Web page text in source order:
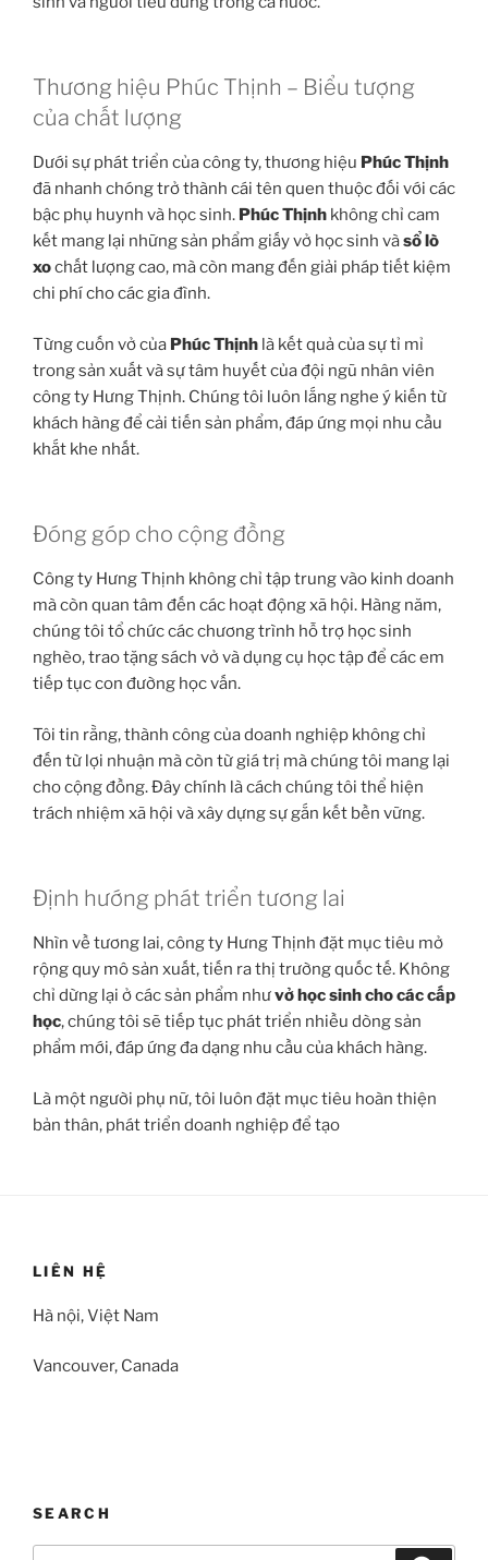
Thương hiệu Phúc Thịnh – Biểu tượng
của chất lượng
Dưới sự phát triển của công ty, thương hiệu Phúc Thịnh
đã nhanh chóng trở thành cái tên quen thuộc đối với các
bậc phụ huynh và học sinh. Phúc Thịnh không chỉ cam
kết mang lại những sản phẩm giấy vở học sinh vàsổ lò
xochất lượng cao, mà còn mang đến giải pháp tiết kiệm
chi phí cho các gia đình.
Từng cuốn vở của Phúc Thịnh là kết quả của sự tỉ mỉ
trong sản xuất và sự tâm huyết của đội ngũ nhân viên
công ty Hưng Thịnh. Chúng tôi luôn lắng nghe ý kiến từ
khách hàng để cải tiến sản phẩm, đáp ứng mọi nhu cầu
khắt khe nhất.
Đóng góp cho cộng đồng
Công ty Hưng Thịnh không chỉ tập trung vào kinh doanh
mà còn quan tâm đến các hoạt động xã hội. Hàng năm,
chúng tôi tổ chức các chương trình hỗ trợ học sinh
nghèo, trao tặng sách vở và dụng cụ học tập để các em
tiếp tục con đường học vấn.
Tôi tin rằng, thành công của doanh nghiệp không chỉ
đến từ lợi nhuận mà còn từ giá trị mà chúng tôi mang lại
cho cộng đồng. Đây chính là cách chúng tôi thể hiện
trách nhiệm xã hội và xây dựng sự gắn kết bền vững.
Định hướng phát triển tương lai
Nhìn về tương lai, công ty Hưng Thịnh đặt mục tiêu mở
rộng quy mô sản xuất, tiến ra thị trường quốc tế. Không
chỉ dừng lại ở các sản phẩm nhưvở học sinh cho các cấp
học, chúng tôi sẽ tiếp tục phát triển nhiều dòng sản
phẩm mới, đáp ứng đa dạng nhu cầu của khách hàng.
Là một người phụ nữ, tôi luôn đặt mục tiêu hoàn thiện
bản thân, phát triển doanh nghiệp để tạo
LIÊN HỆ
Hà nội, Việt Nam
Vancouver, Canada
SEARCH